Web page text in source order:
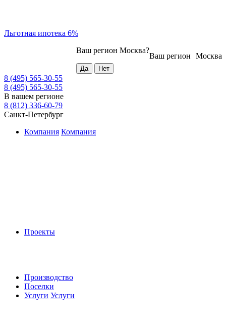
Льготная ипотека 6%
Москва
Ваш регион
Ваш регион Москва?
8 (495) 565-30-55
8 (495) 565-30-55
В вашем регионе
8 (812) 336-60-79
Санкт-Петербург
Компания Компания
Проекты
Производство
Поселки
Услуги Услуги